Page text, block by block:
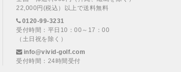
22,000円(税込）以上で送料無料
0120-99-3231
受付時間：平日10：00～17：00
（土日祝を除く）
info@vivid-golf.com
受付時間：24時間受付